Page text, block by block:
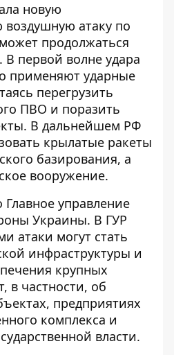
новую
атаку по
продолжаться
В первой волне удара
применяют ударные
перегрузить
ПВО и поразить
В дальнейшем РФ
крылатые ракеты
базирования, а
вооружение.
управление
Украины. В ГУР
атаки могут стать
инфраструктуры и
крупных
в частности, об
предприятиях
комплекса и
власти.